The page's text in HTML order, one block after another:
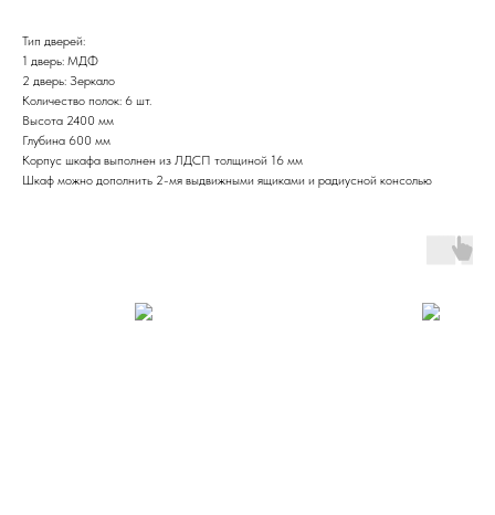
Тип дверей:
1 дверь: МДФ
2 дверь: Зеркало
Количество полок: 6 шт.
Высота 2400 мм
Глубина 600 мм
Корпус шкафа выполнен из ЛДСП толщиной 16 мм
Шкаф можно дополнить 2-мя выдвижными ящиками и радиусной консолью